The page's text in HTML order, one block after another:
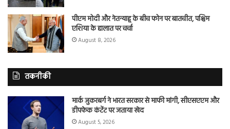
पीएम मोदी और नेतन्याहू के बीच फोन पर बातचीत, पश्चिम
एशिया के हालात पर चर्चा
August 8, 2026
तकनीकी
मार्क जुकरबर्ग ने भारत सरकार से माफी मांगी, सीएसएएम और
डीपफेक कंटेंट पर जताया खेद
August 5, 2026